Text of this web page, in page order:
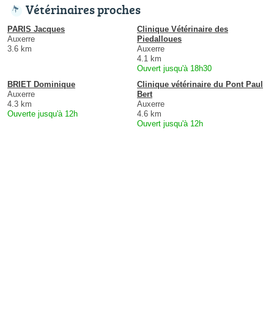
Vétérinaires proches
PARIS Jacques
Auxerre
3.6 km
Clinique Vétérinaire des
Piedalloues
Auxerre
4.1 km
Ouvert jusqu'à 18h30
BRIET Dominique
Auxerre
4.3 km
Ouverte jusqu'à 12h
Clinique vétérinaire du Pont Paul
Bert
Auxerre
4.6 km
Ouvert jusqu'à 12h